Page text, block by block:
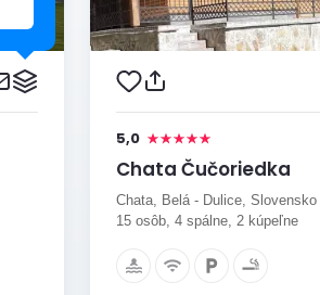
5,0
Chata Čučoriedka
Chata, Belá - Dulice, Slovensko
15 osôb, 4 spálne, 2 kúpeľne